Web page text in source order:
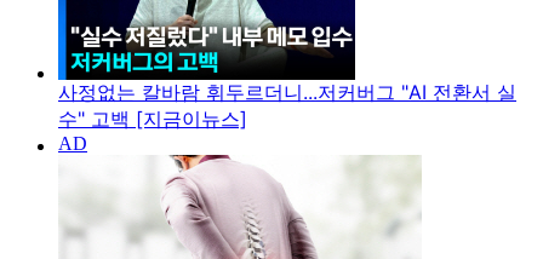
사정없는 칼바람 휘두르더니...저커버그 "AI 전환서 실
수" 고백 [지금이뉴스]